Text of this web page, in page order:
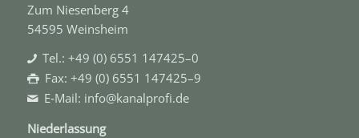
Zum Niesenberg 4
54595 Weinsheim
Tel.: +49 (0) 6551 147425–0
Fax: +49 (0) 6551 147425–9
E‑Mail: info@kanalprofi.de
Niederlassung